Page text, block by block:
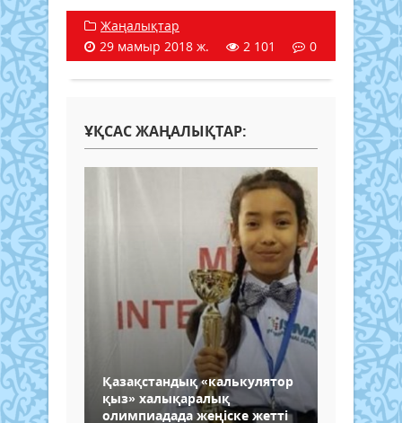
Жаңалықтар
29 мамыр 2018 ж.
2 101 0
ҰҚСАС ЖАҢАЛЫҚТАР:
Қазақстандық «калькулятор
қыз» халықаралық
олимпиадада жеңіске жетті